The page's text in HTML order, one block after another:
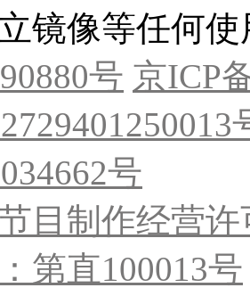
镜像等任何使
号 京ICP
号
目制作经营
第直100013号